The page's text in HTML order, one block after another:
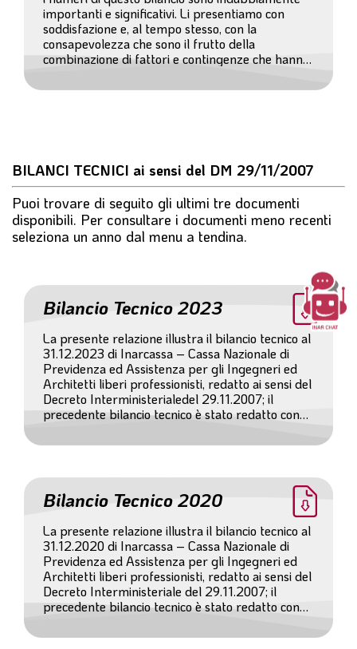
importanti e significativi. Li presentiamo con
soddisfazione e, al tempo stesso, con la
consapevolezza che sono il frutto della
combinazione di fattori e contingenze che hanno
particolarmente positivo. (...)
BILANCI TECNICI ai sensi del DM 29/11/2007
Puoi trovare di seguito gli ultimi tre documenti
disponibili. Per consultare i documenti meno recenti
seleziona un anno dal menu a tendina.
Bilancio Tecnico 2023
La presente relazione illustra il bilancio tecnico al
31.12.2023 di Inarcassa – Cassa Nazionale di
Previdenza ed Assistenza per gli Ingegneri ed
Architetti liberi professionisti, redatto ai sensi del
Decreto Interministerialedel 29.11.2007; il
precedente bilancio tecnico è stato redatto con
Regolamento e al 31.12 2020.
Bilancio Tecnico 2020
La presente relazione illustra il bilancio tecnico al
31.12.2020 di Inarcassa – Cassa Nazionale di
Previdenza ed Assistenza per gli Ingegneri ed
Architetti liberi professionisti, redatto ai sensi del
Decreto Interministeriale del 29.11.2007; il
precedente bilancio tecnico è stato redatto con